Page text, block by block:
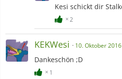
Kesi schickt dir
2
KEKWesi 10. Oktober 2016
Dankeschön ;D
1